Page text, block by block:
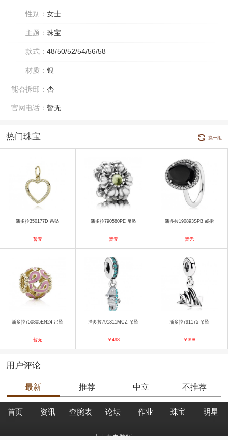
性别： 女士
主题： 珠宝
款式： 48/50/52/54/56/58
材质： 银
能否拆卸： 否
官网电话： 暂无
热门珠宝 换一组
潘多拉350177D 吊坠
暂无
潘多拉790580PE 吊坠
暂无
潘多拉190893SPB 戒指
暂无
潘多拉750805EN24 吊坠
暂无
潘多拉791311MCZ 吊坠
￥498
潘多拉791175 吊坠
￥398
用户评论
最新 推荐 中立 不推荐
首页 资讯 查腕表 论坛 作业 珠宝 明星
去电脑版